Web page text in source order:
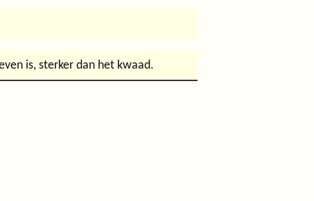
is, sterker dan het kwaad.